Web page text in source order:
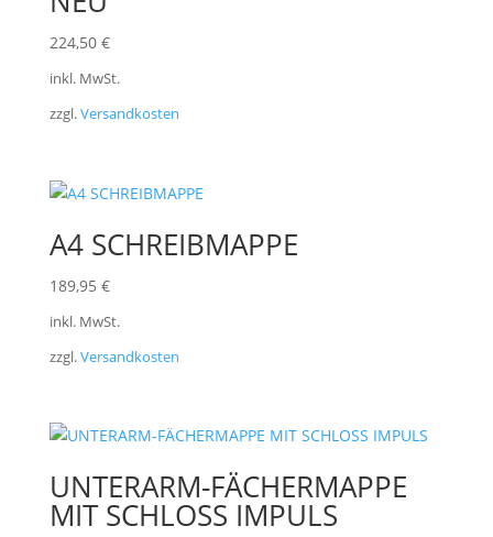
224,50 €
inkl. MwSt.
zzgl.Versandkosten
A4 SCHREIBMAPPE
189,95 €
inkl. MwSt.
zzgl.Versandkosten
UNTERARM-FÄCHERMAPPE
MIT SCHLOSS IMPULS